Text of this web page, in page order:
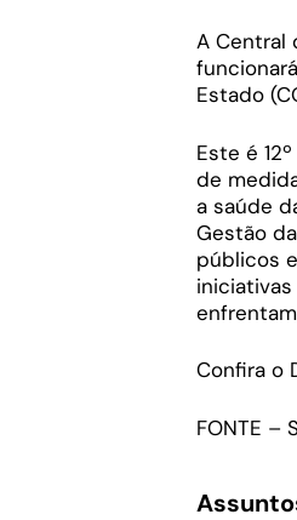
A Central
Estado
Este é
de
a saúde
Gestão
públicos
Confira o
FONTE –